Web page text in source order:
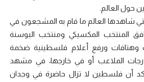
حول العالم.
شاهدها العالم ما قام به المشجعون في
المنتخب المكسيكي ومنتخب البوسنة
وهتافات ورفع أعلام فلسطينية ضخمة
الملاعب أو في خارجها، في مشهد
أن فلسطين لا تزال حاضرة في وجدان